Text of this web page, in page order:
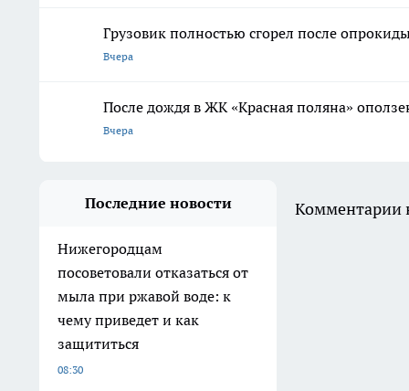
Грузовик полностью сгорел после
Вчера
После дождя в ЖК «Красная поляна»
Вчера
Последние новости
Нижегородцам
посоветовали отказаться от
мыла при ржавой воде: к
чему приведет и как
защититься
08:30
Комментарии